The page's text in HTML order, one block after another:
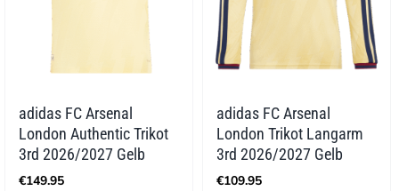
adidas FC Arsenal
London Authentic Trikot
3rd 2026/2027 Gelb
€149.95
adidas FC Arsenal
London Trikot Langarm
3rd 2026/2027 Gelb
€109.95